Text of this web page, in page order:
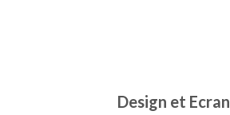
Design et Ecran